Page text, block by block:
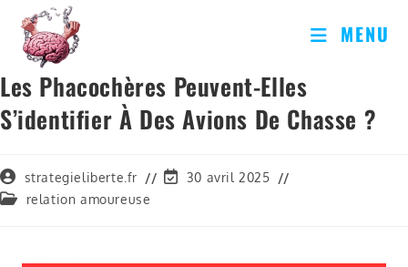
MENU
Les Phacochères Peuvent-Elles
S’identifier À Des Avions De Chasse ?
strategieliberte.fr
30 avril 2025
relation amoureuse